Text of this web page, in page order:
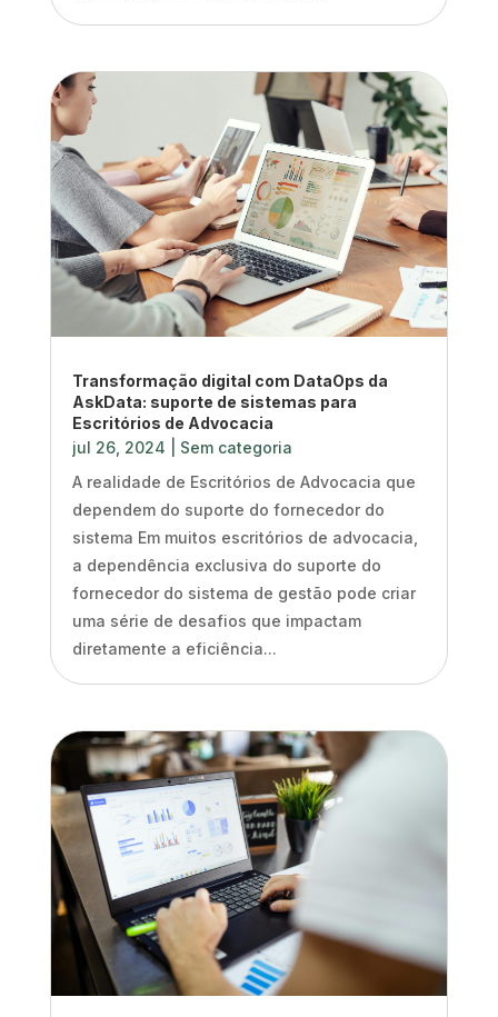
Transformação digital com DataOps da
AskData: suporte de sistemas para
Escritórios de Advocacia
jul 26, 2024
Sem categoria
A realidade de Escritórios de Advocacia que
dependem do suporte do fornecedor do
sistema Em muitos escritórios de advocacia,
a dependência exclusiva do suporte do
fornecedor do sistema de gestão pode criar
uma série de desafios que impactam
diretamente a eficiência...